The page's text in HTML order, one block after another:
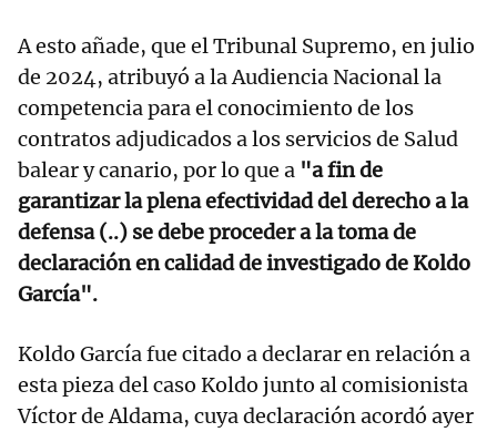
A esto añade, que el Tribunal Supremo, en julio
de 2024, atribuyó a la Audiencia Nacional la
competencia para el conocimiento de los
contratos adjudicados a los servicios de Salud
balear y canario, por lo que a "a fin de
garantizar la plena efectividad del derecho a la
defensa (..) se debe proceder a la toma de
declaración en calidad de investigado de Koldo
García".
Koldo García fue citado a declarar en relación a
esta pieza del caso Koldo junto al comisionista
Víctor de Aldama, cuya declaración acordó ayer